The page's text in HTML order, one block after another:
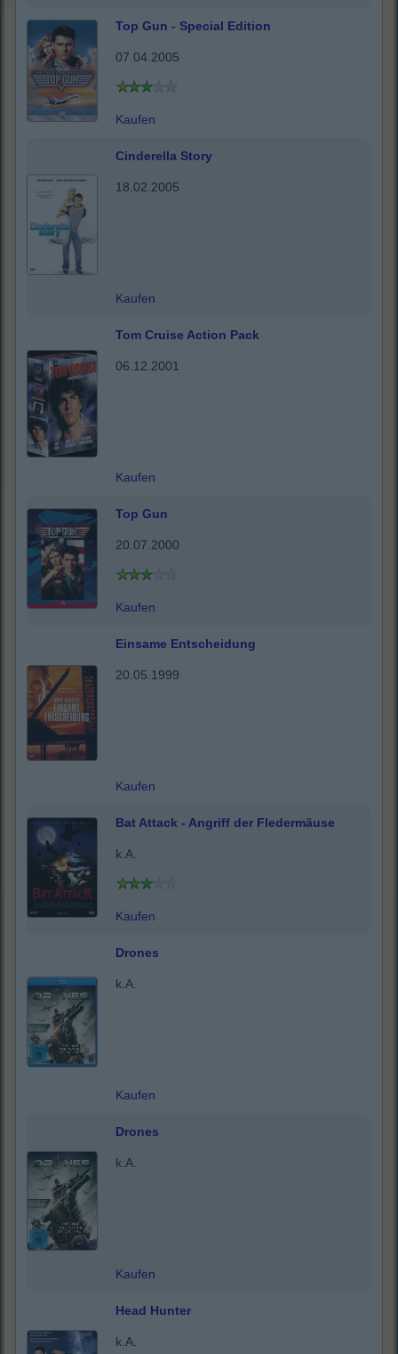
Top Gun - Special Edition
07.04.2005
Kaufen
Cinderella Story
18.02.2005
Kaufen
Tom Cruise Action Pack
06.12.2001
Kaufen
Top Gun
20.07.2000
Kaufen
Einsame Entscheidung
20.05.1999
Kaufen
Bat Attack - Angriff der Fledermäuse
k.A.
Kaufen
Drones
k.A.
Kaufen
Drones
k.A.
Kaufen
Head Hunter
k.A.